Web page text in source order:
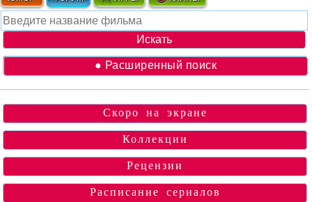
● Расширенный поиск
Скоро на экране
Коллекции
Рецензии
Расписание сериалов